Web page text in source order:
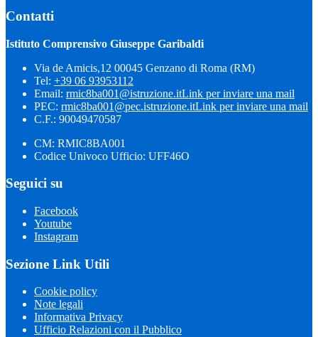
Contatti
Istituto Comprensivo Giuseppe Garibaldi
Via de Amicis,12 00045 Genzano di Roma (RM)
Tel: +39 06 93953112
Email: rmic8ba001@istruzione.itLink per inviare una mail
PEC: rmic8ba001@pec.istruzione.itLink per inviare una mail
C.F.: 90049470587
CM: RMIC8BA001
Codice Univoco Ufficio: UFF46O
Seguici su
Facebook
Youtube
Instagram
Sezione Link Utili
Cookie policy
Note legali
Informativa Privacy
Ufficio Relazioni con il Pubblico